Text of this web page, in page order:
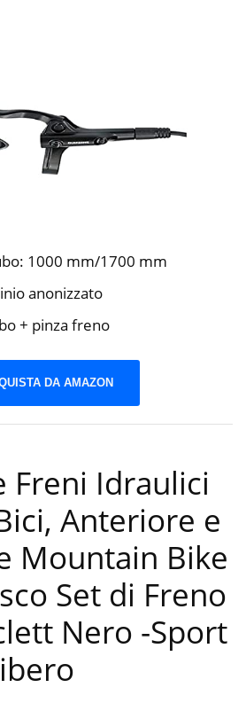
1000 mm/1700 mm
anonizzato
+ pinza freno
DA AMAZON
Freni Idraulici
Anteriore e
Mountain Bike
Set di Freno
Nero -Sport